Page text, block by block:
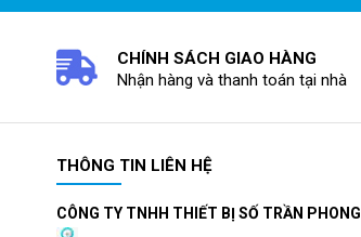
CHÍNH SÁCH GIAO HÀNG
Nhận hàng và thanh toán tại nhà
THÔNG TIN LIÊN HỆ
CÔNG TY TNHH THIẾT BỊ SỐ TRẦN PHONG